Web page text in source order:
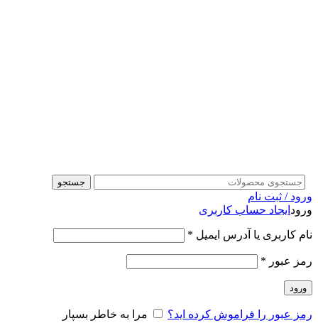
جستجو
ورود / ثبت نام
ورود ایجاد حساب کاربری
نام کاربری یا آدرس ایمیل *
رمز عبور *
ورود
رمز عبور را فراموش کرده اید؟ مرا به خاطر بسپار